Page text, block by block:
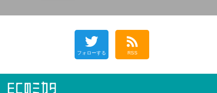
フォローする RSS